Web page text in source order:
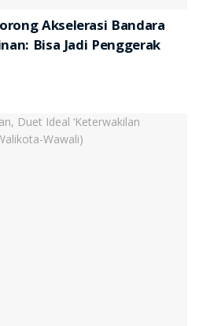
Akselerasi Bandara
Bisa Jadi Penggerak